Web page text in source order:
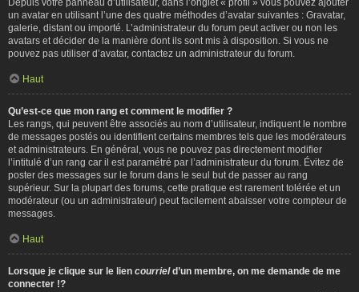
un avatar en utilisant l’une des quatre méthodes d’avatar suivantes : Gravatar,
galerie, distant ou importé. L’administrateur du forum peut activer ou non les
avatars et décider de la manière dont ils sont mis à disposition. Si vous ne
pouvez pas utiliser d’avatar, contactez un administrateur du forum.
Haut
Qu’est-ce que mon rang et comment le modifier ?
Les rangs, qui peuvent être associés au nom d’utilisateur, indiquent le nombre
de messages postés ou identifient certains membres tels que les modérateurs
et administrateurs. En général, vous ne pouvez pas directement modifier
l’intitulé d’un rang car il est paramétré par l’administrateur du forum. Évitez de
poster des messages sur le forum dans le seul but de passer au rang
supérieur. Sur la plupart des forums, cette pratique est rarement tolérée et un
modérateur (ou un administrateur) peut facilement abaisser votre compteur de
messages.
Haut
Lorsque je clique sur le lien courrield’un membre, on me demande de me
connecter !?